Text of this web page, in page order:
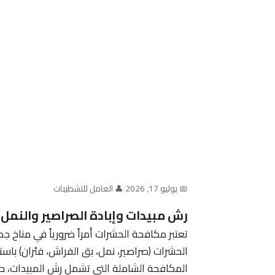
📅 يوليو 17, 2026 |👤 العامل للتشطيبات
رش مبيدات وإبادة الصراصير
تعتبر مكافحة الحشرات أمراً ضرورياً في مناخ
الحشرات (صراصير، نمل، بق الفراش، فئران)
المكافحة الشاملة التي تشمل رش